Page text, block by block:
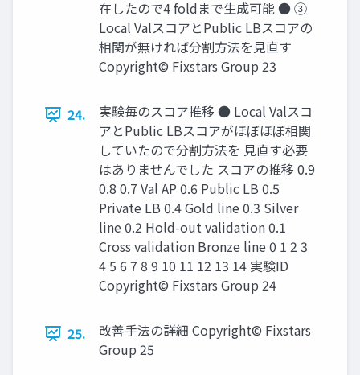
在したので4 foldまで生成可能 ● ③
Local ValスコアとPublic LBスコアの
相関が無ければ分割方法を見直す
Copyright© Fixstars Group 23
24.
実験毎のスコア推移 ● Local Valスコ
アとPublic LBスコアがほぼほぼ相関
していたので分割方法を 見直す必要
はありませんでした スコアの推移 0.9
0.8 0.7 Val AP 0.6 Public LB 0.5
Private LB 0.4 Gold line 0.3 Silver
line 0.2 Hold-out validation 0.1
Cross validation Bronze line 0 1 2 3
4 5 6 7 8 9 10 11 12 13 14 実験ID
Copyright© Fixstars Group 24
25.
改善手法の詳細 Copyright© Fixstars
Group 25